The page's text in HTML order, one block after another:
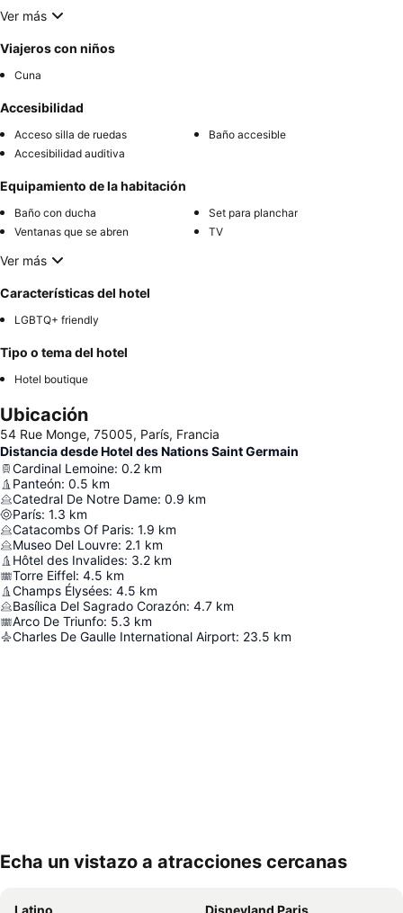
Ver más
Viajeros con niños
Cuna
Accesibilidad
Acceso silla de ruedas
Baño accesible
Accesibilidad auditiva
Equipamiento de la habitación
Baño con ducha
Set para planchar
Ventanas que se abren
TV
Ver más
Características del hotel
LGBTQ+ friendly
Tipo o tema del hotel
Hotel boutique
Ubicación
54 Rue Monge, 75005, París, Francia
Distancia desde Hotel des Nations Saint Germain
Cardinal Lemoine: 0.2 km
Panteón: 0.5 km
Catedral De Notre Dame: 0.9 km
París: 1.3 km
Catacombs Of Paris: 1.9 km
Museo Del Louvre: 2.1 km
Hôtel des Invalides: 3.2 km
Torre Eiffel: 4.5 km
Champs Élysées: 4.5 km
Basílica Del Sagrado Corazón: 4.7 km
Arco De Triunfo: 5.3 km
Charles De Gaulle International Airport: 23.5 km
Echa un vistazo a atracciones cercanas